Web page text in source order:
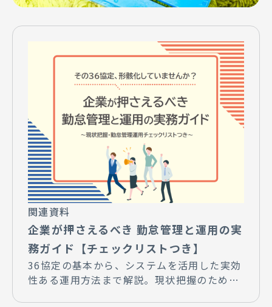
関連資料
企業が押さえるべき 勤怠管理と運用の実
務ガイド【チェックリストつき】
36協定の基本から、システムを活用した実効
性ある運用方法まで解説。現状把握のための